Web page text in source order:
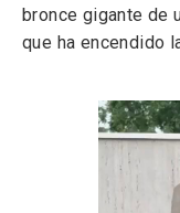
bronce gigante de
que ha encendido